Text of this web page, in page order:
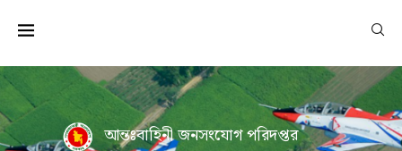
আন্তঃবাহিনী জনসংযোগ পরিদপ্তর